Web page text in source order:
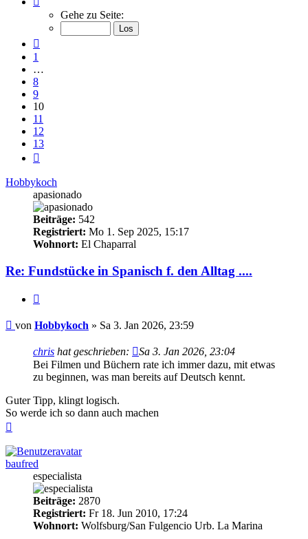
10
von
Gehe zu Seite:
1
…
8
9
10
11
12
13
Hobbykoch
apasionado
Beiträge: 542
Registriert: Mo 1. Sep 2025, 15:17
Wohnort: El Chaparral
Re: Fundstücke in Spanisch f. den Alltag ....
Beitrag
von Hobbykoch » Sa 3. Jan 2026, 23:59
chris hat geschrieben:
Sa 3. Jan 2026, 23:04
Bei Filmen und Büchern rate ich immer dazu, mit etwas
zu beginnen, was man bereits auf Deutsch kennt.
Guter Tipp, klingt logisch.
So werde ich so dann auch machen
baufred
especialista
Beiträge: 2870
Registriert: Fr 18. Jun 2010, 17:24
Wohnort: Wolfsburg/San Fulgencio Urb. La Marina